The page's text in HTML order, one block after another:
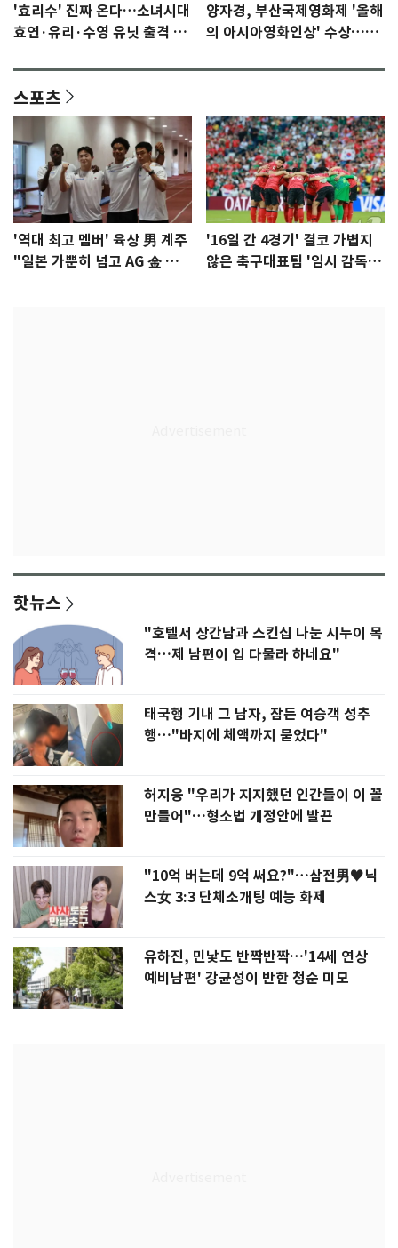
'효리수' 진짜 온다…소녀시대
효연·유리·수영 유닛 출격 [N
양자경, 부산국제영화제 '올해
의 아시아영화인상' 수상…15
스포츠
'역대 최고 멤버' 육상 男 계주
"일본 가뿐히 넘고 AG 金 따겠
'16일 간 4경기' 결코 가볍지
않은 축구대표팀 '임시 감독'
핫뉴스
"호텔서 상간남과 스킨십 나눈 시누이 목
격…제 남편이 입 다물라 하네요"
태국행 기내 그 남자, 잠든 여승객 성추
행…"바지에 체액까지 묻었다"
허지웅 "우리가 지지했던 인간들이 이 꼴
만들어"…형소법 개정안에 발끈
"10억 버는데 9억 써요?"…삼전男♥닉
스女 3:3 단체소개팅 예능 화제
유하진, 민낯도 반짝반짝…'14세 연상
예비남편' 강균성이 반한 청순 미모